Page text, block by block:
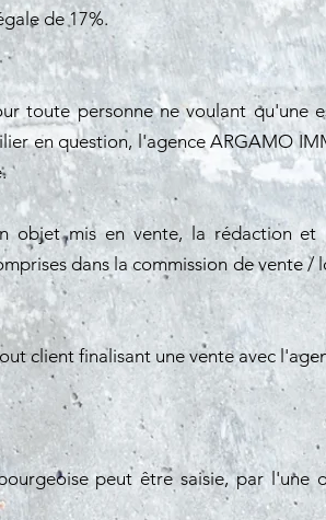
de 17%.
toute personne ne voulant qu'une
en question, l'agence ARGAMO
objet mis en vente, la rédaction et
dans la commission de vente
client finalisant une vente avec
peut être saisie, par l'une